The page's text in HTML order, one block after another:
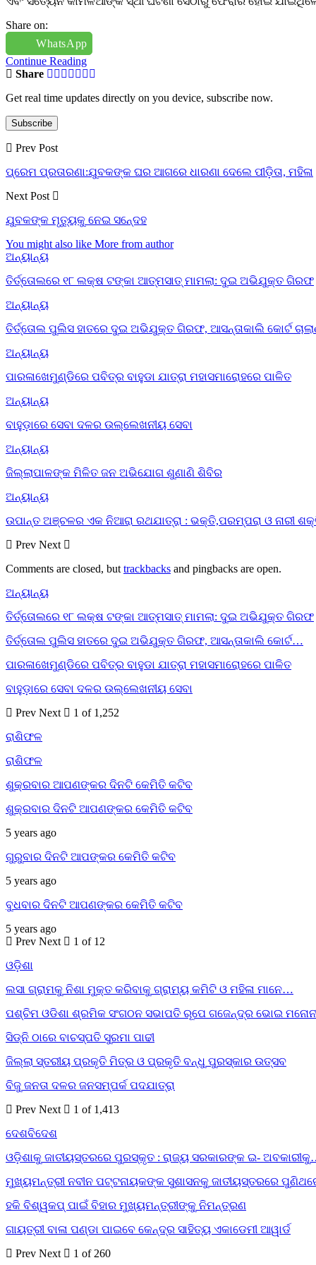
Share on:
WhatsApp
Continue Reading
Share
Get real time updates directly on you device, subscribe now.
Subscribe
Prev Post
ପ୍ରେମ ପ୍ରତାରଣା:ଯୁବକଙ୍କ ଘର ଆଗରେ ଧାରଣା ଦେଲେ ପୀଡ଼ିତା, ମହିଳା
Next Post
ଯୁବକଙ୍କ ମୃତୁ୍ୟକୁ ନେଇ ସନେ୍ଦହ
You might also like More from author
ଅନ୍ୟାନ୍ୟ
ତିର୍ତ୍ତୋଲରେ ୧୮ ଲକ୍ଷ ଟଙ୍କା ଆତ୍ମସାତ୍ ମାମଲା: ଦୁଇ ଅଭିଯୁକ୍ତ ଗିରଫ
ଅନ୍ୟାନ୍ୟ
ତିର୍ତ୍ତୋଲ ପୁଲିସ ହାତରେ ଦୁଇ ଅଭିଯୁକ୍ତ ଗିରଫ, ଆସନ୍ତାକାଲି କୋର୍ଟ
ଅନ୍ୟାନ୍ୟ
ପାରଳାଖେମୁଣ୍ଡିରେ ପବିତ୍ର ବାହୁଡା ଯାତ୍ରା ମହାସମାରୋହରେ ପାଳିତ
ଅନ୍ୟାନ୍ୟ
ବାହୁଡ଼ାରେ ସେବା ଦଳର ଉଲ୍ଲେଖନୀୟ ସେବା
ଅନ୍ୟାନ୍ୟ
ଜିଲ୍ଲାପାଳଙ୍କ ମିଳିତ ଜନ ଅଭିଯୋଗ ଶୁଣାଣି ଶିବିର
ଅନ୍ୟାନ୍ୟ
ଉପାନ୍ତ ଅଞ୍ଚଳର ଏକ ନିଆରା ରଥଯାତ୍ରା : ଭକ୍ତି,ପରମ୍ପରା ଓ ନାରୀ
Prev Next
Comments are closed, but trackbacks and pingbacks are open.
ଅନ୍ୟାନ୍ୟ
ତିର୍ତ୍ତୋଲରେ ୧୮ ଲକ୍ଷ ଟଙ୍କା ଆତ୍ମସାତ୍ ମାମଲା: ଦୁଇ ଅଭିଯୁକ୍ତ ଗିରଫ
ତିର୍ତ୍ତୋଲ ପୁଲିସ ହାତରେ ଦୁଇ ଅଭିଯୁକ୍ତ ଗିରଫ, ଆସନ୍ତାକାଲି କୋର୍ଟ…
ପାରଳାଖେମୁଣ୍ଡିରେ ପବିତ୍ର ବାହୁଡା ଯାତ୍ରା ମହାସମାରୋହରେ ପାଳିତ
ବାହୁଡ଼ାରେ ସେବା ଦଳର ଉଲ୍ଲେଖନୀୟ ସେବା
Prev Next
1 of 1,252
ରାଶିଫଳ
ରାଶିଫଳ
ଶୁକ୍ରବାର ଆପଣଙ୍କର ଦିନଟି କେମିତି କଟିବ
ଶୁକ୍ରବାର ଦିନଟି ଆପଣଙ୍କର କେମିତି କଟିବ
5 years ago
ଗୁରୁବାର ଦିନଟି ଆପଙ୍କର କେମିତି କଟିବ
5 years ago
ବୁଧବାର ଦିନଟି ଆପଣଙ୍କର କେମିତି କଟିବ
5 years ago
Prev Next
1 of 12
ଓଡ଼ିଶା
ଲସା ଗ୍ରାମକୁ ନିଶା ମୁକ୍ତ କରିବାକୁ ଗ୍ରାମ୍ୟ କମିଟି ଓ ମହିଳା ମାନେ…
ପଶ୍ଚିମ ଓଡିଶା ଶ୍ରମିକ ସଂଗଠନ ସଭାପତି ରୂପେ ଗଜେନ୍ଦ୍ର ଭୋଇ
ସିଡ୍‌ନି ଠାରେ ବାଚସ୍ପତି ସୁରମା ପାଢୀ
ଜିଲ୍ଲା ସ୍ତରୀୟ ପ୍ରକୃତି ମିତ୍ର ଓ ପ୍ରକୃତି ବନ୍ଧୁ ପୁରସ୍କାର ଉତ୍ସବ
ବିଜୁ ଜନତା ଦଳର ଜନସମ୍ପର୍କ ପଦଯାତ୍ରା
Prev Next
1 of 1,413
ଦେଶବିଦେଶ
ଓଡ଼ିଶାକୁ ଜାତୀୟସ୍ତରରେ ପୁରସ୍କୃତ : ରାଜ୍ୟ ସରକାରଙ୍କ ଇ-
ମୁଖ୍ୟମନ୍ତ୍ରୀ ନବୀନ ପଟ୍ଟନାୟକଙ୍କ ସୁଶାସନକୁ ଜାତୀୟସ୍ତରରେ
ହକି ବିଶ୍ୱକପ୍ ପାଇଁ ବିହାର ମୁଖ୍ୟମନ୍ତ୍ରୀଙ୍କୁ ନିମନ୍ତ୍ରଣ
ଗାୟତ୍ରୀ ବାଳା ପଣ୍ଡା ପାଇବେ କେନ୍ଦ୍ର ସାହିତ୍ୟ ଏକାଡେମୀ ଆୱାର୍ଡ
Prev Next 1 of 260